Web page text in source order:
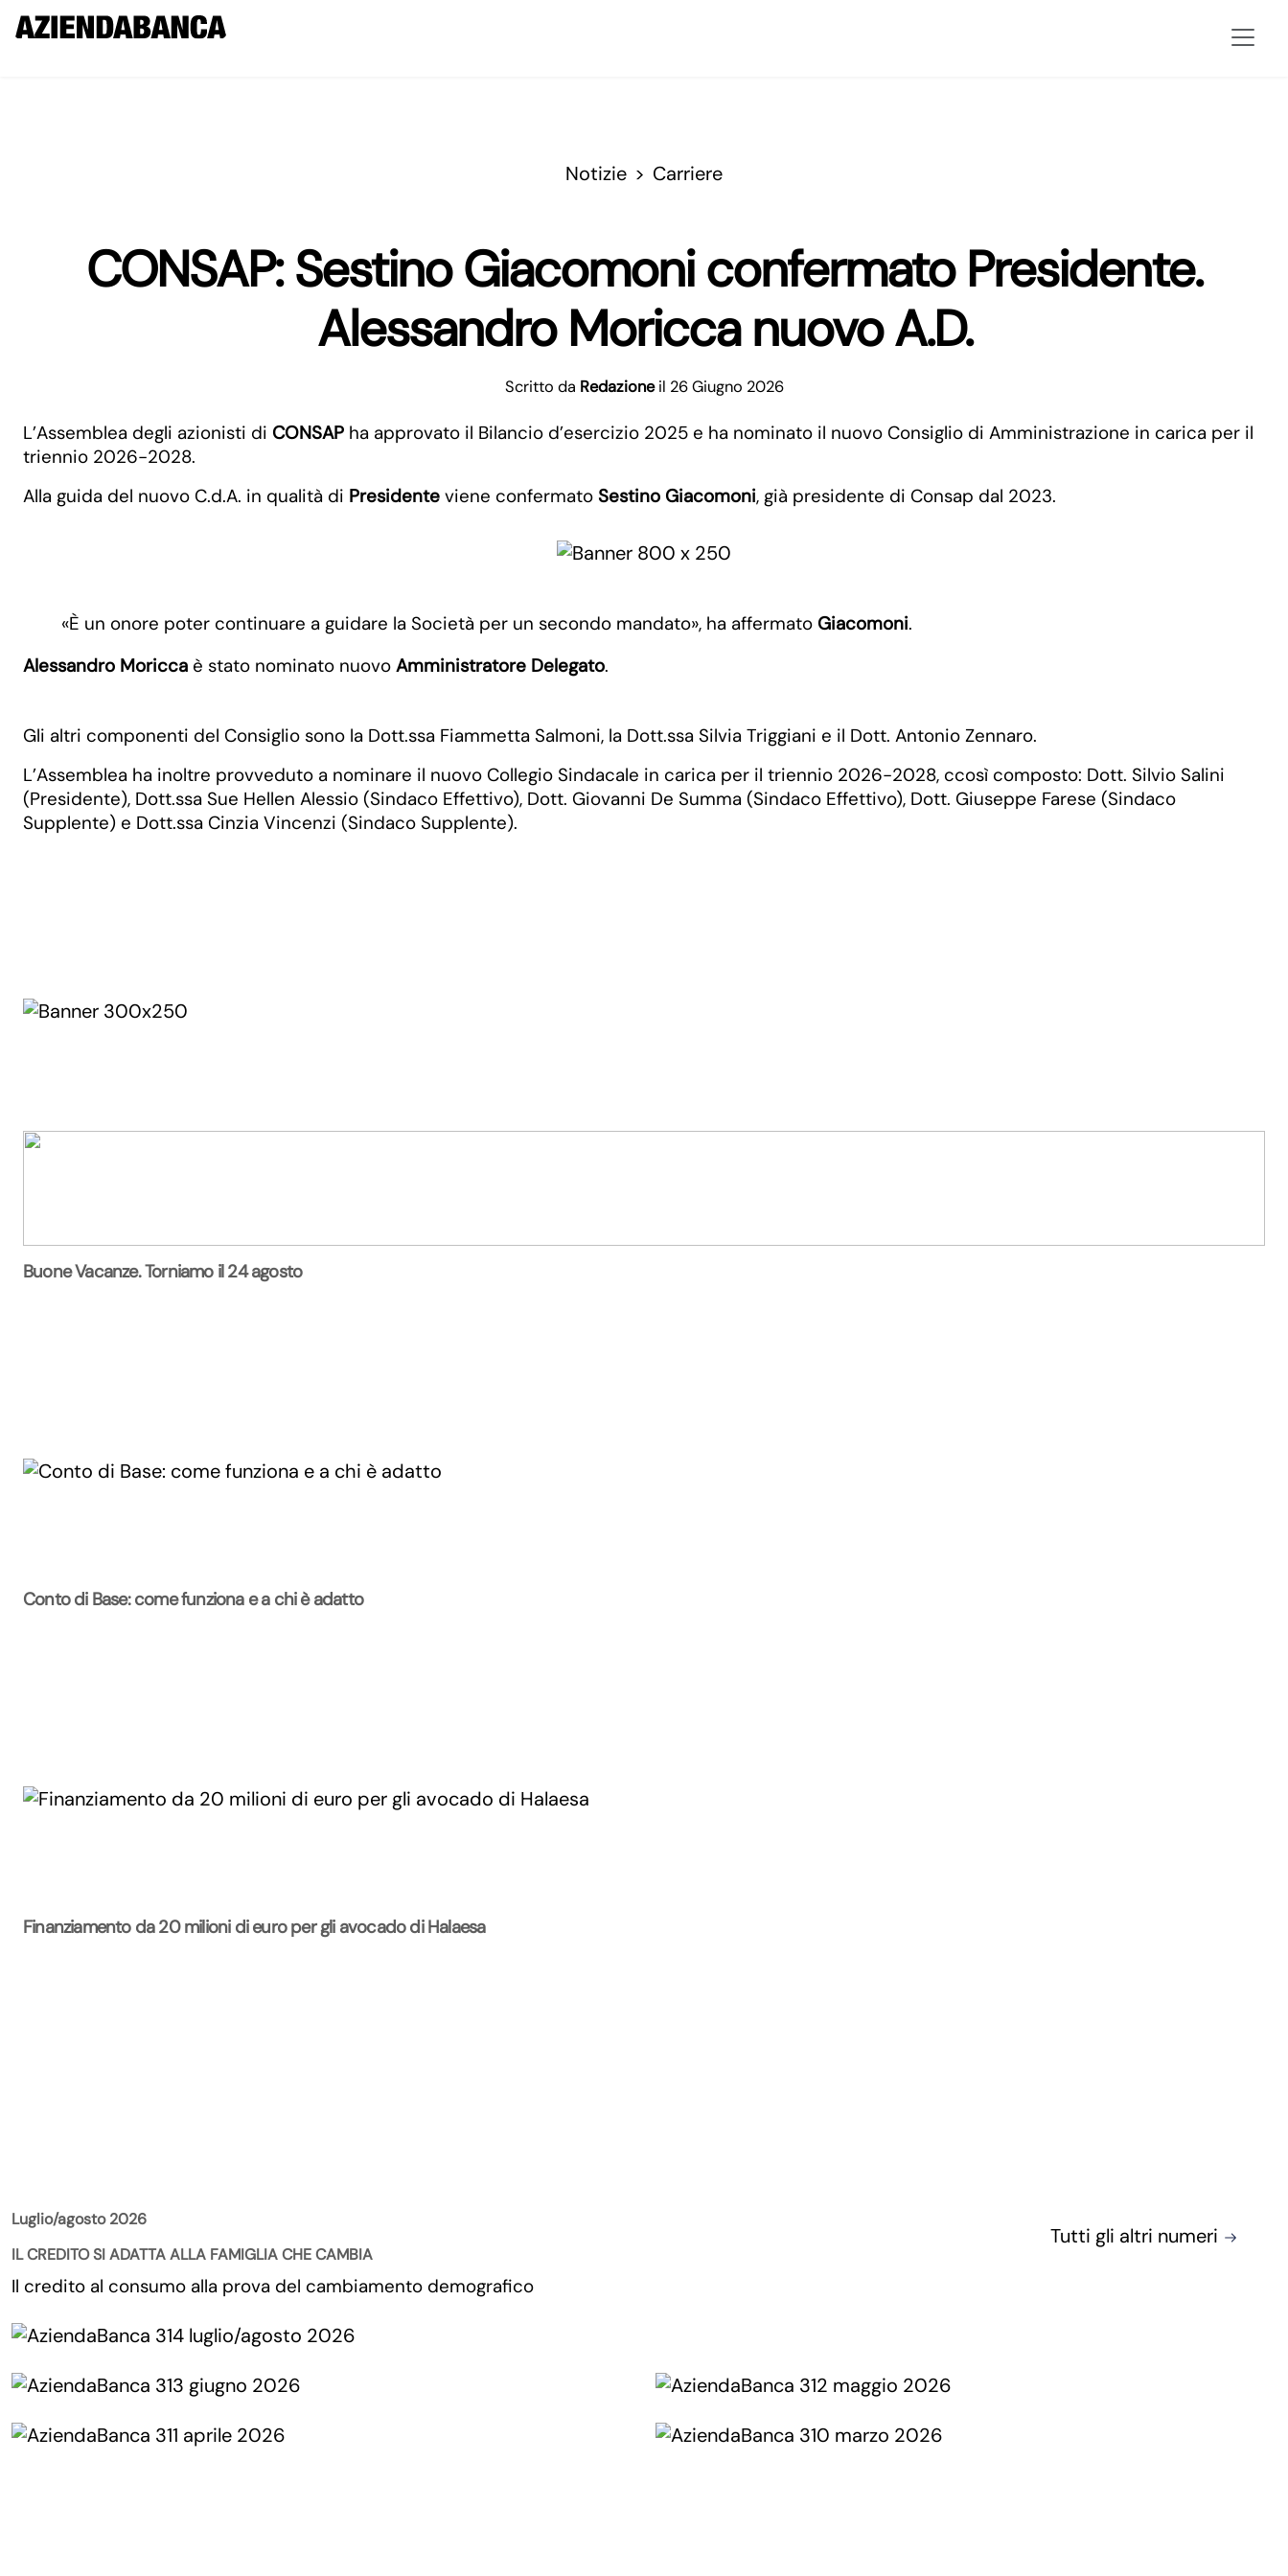
Notizie Carriere
CONSAP: Sestino Giacomoni confermato Presidente.
Alessandro Moricca nuovo A.D.
Scritto da Redazione il 26 Giugno 2026
L’Assemblea degli azionisti di CONSAP ha approvato il Bilancio d’esercizio 2025 e ha nominato il nuovo Consiglio di Amministrazione in carica per il
triennio 2026-2028.
Alla guida del nuovo C.d.A. in qualità di Presidente viene confermato Sestino Giacomoni, già presidente di Consap dal 2023.
«È un onore poter continuare a guidare la Società per un secondo mandato», ha affermato Giacomoni.
Alessandro Moricca è stato nominato nuovo Amministratore Delegato.
Gli altri componenti del Consiglio sono la Dott.ssa Fiammetta Salmoni, la Dott.ssa Silvia Triggiani e il Dott. Antonio Zennaro.
L’Assemblea ha inoltre provveduto a nominare il nuovo Collegio Sindacale in carica per il triennio 2026-2028, ccosì composto: Dott. Silvio Salini
(Presidente), Dott.ssa Sue Hellen Alessio (Sindaco Effettivo), Dott. Giovanni De Summa (Sindaco Effettivo), Dott. Giuseppe Farese (Sindaco
Supplente) e Dott.ssa Cinzia Vincenzi (Sindaco Supplente).
Buone Vacanze. Torniamo il 24 agosto
Conto di Base: come funziona e a chi è adatto
Finanziamento da 20 milioni di euro per gli avocado di Halaesa
Luglio/agosto 2026
IL CREDITO SI ADATTA ALLA FAMIGLIA CHE CAMBIA
Il credito al consumo alla prova del cambiamento demografico
Tutti gli altri numeri